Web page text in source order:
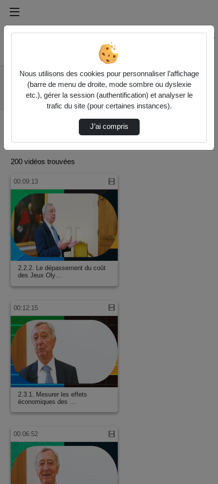
Médiathèque de l'université Paris
Rechercher un média sur Médiathèque de l'université
Accueil
UFR 02 - Ecole
d'Economie de la
Sorbonne (EES)
200 vidéos trouvées
00:09:13
2.2.2. Le dépassement du coût
des Jeux Oly…
00:12:15
2.3.1. Mesurer les effets
économiques des …
00:06:52
Nous utilisons des cookies pour personnaliser l’affichage
(barre de menu de droite, mode sombre ou dyslexie
etc.), gérer la session (authentification) et analyser le
trafic du site (pour certaines instances).
J’ai compris